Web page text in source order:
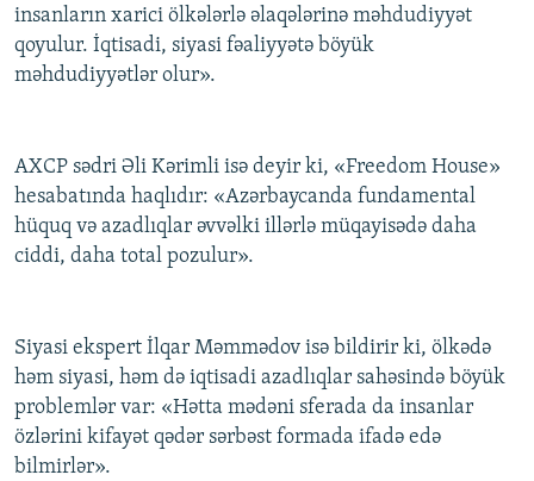
insanların xarici ölkələrlə əlaqələrinə məhdudiyyət
qoyulur. İqtisadi, siyasi fəaliyyətə böyük
məhdudiyyətlər olur».
AXCP sədri Əli Kərimli isə deyir ki, «Freedom House»
hesabatında haqlıdır: «Azərbaycanda fundamental
hüquq və azadlıqlar əvvəlki illərlə müqayisədə daha
ciddi, daha total pozulur».
Siyasi ekspert İlqar Məmmədov isə bildirir ki, ölkədə
həm siyasi, həm də iqtisadi azadlıqlar sahəsində böyük
problemlər var: «Hətta mədəni sferada da insanlar
özlərini kifayət qədər sərbəst formada ifadə edə
bilmirlər».